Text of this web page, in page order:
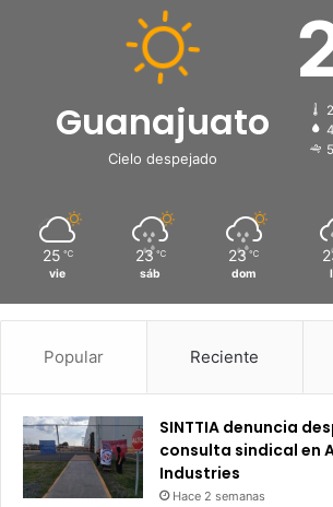
Guanajuato
Cielo despejado
25 ℃
vie
23 ℃
sáb
23 ℃
dom
Popular Reciente
SINTTIA denuncia
consulta sindical en
Industries
Hace 2 semanas